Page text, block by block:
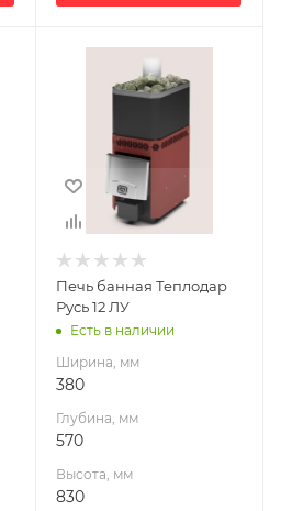
Высота, мм
830
Материал
Нержавеющая
сталь
Вид топлива
Диаметр дымохода,
115
400
Печь банная Теплодар
Русь 12 ЛУ
Есть в наличии
Ширина, мм
380
Глубина, мм
570
Высота, мм
830